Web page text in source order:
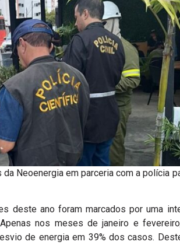
Neoenergia em parceria com a polícia
deste ano foram marcados por uma
nos meses de janeiro e
de energia em 39% dos casos.